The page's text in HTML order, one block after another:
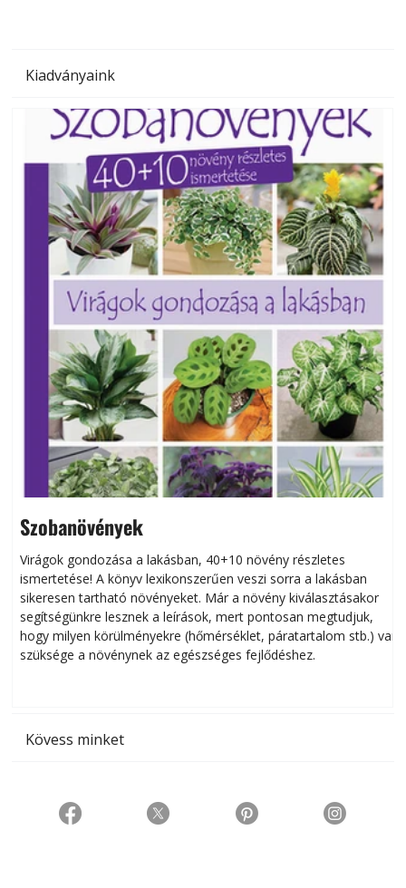
Kiadványaink
Szobanövények
Virágok gondozása a lakásban, 40+10 növény részletes
ismertetése! A könyv lexikonszerűen veszi sorra a lakásban
sikeresen tart­ha­tó növényeket. Már a növény kiválasztásakor
segítségünkre lesznek a leírások, mert pontosan megtudjuk,
hogy milyen körülményekre (hőmérséklet, páratartalom stb.) van
szüksége a növénynek az egészséges fejlődéshez.
Kövess minket